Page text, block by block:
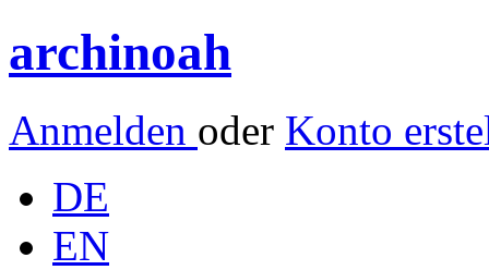
archinoah
Anmelden oder Konto
DE
EN